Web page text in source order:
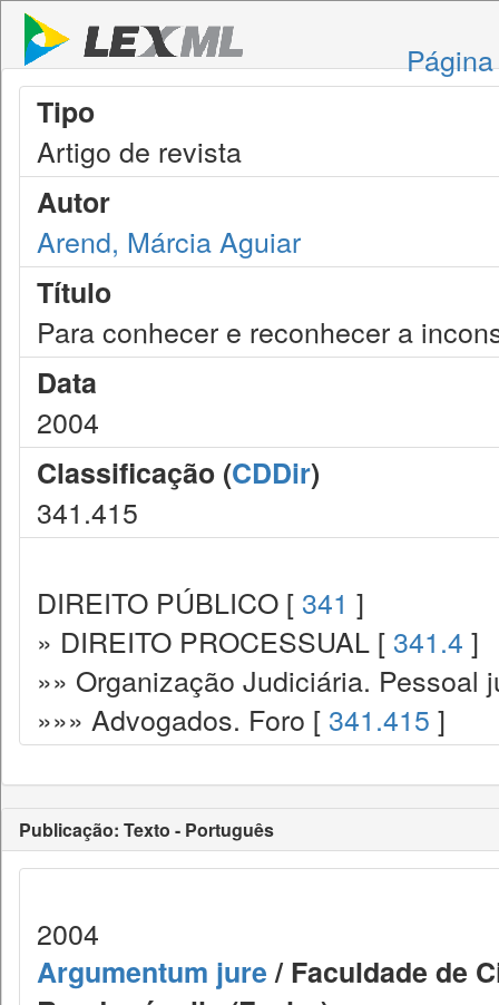
Tipo
Artigo de revista
Autor
Arend, Márcia Aguiar
Título
Para conhecer e reconhecer a
Data
2004
Classificação (CDDir)
341.415
DIREITO PÚBLICO [ 341 ]
» DIREITO PROCESSUAL [ 341.4 ]
»» Organização Judiciária. Pessoal
»»» Advogados. Foro [ 341.415 ]
Publicação: Texto - Português
2004
Argumentum jure/ Faculdade de